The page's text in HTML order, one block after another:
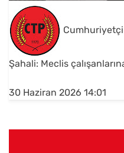
Şahali: Meclis
30 Haziran 2026 14:01